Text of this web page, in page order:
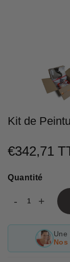
Kit de
€342,71
price
Quantité
- +
Une